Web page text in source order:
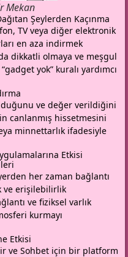
Mekan
Şeylerden Kaçınma
TV veya diğer elektronik
en aza indirmek
dikkatli olmaya ve meşgul
yok” kuralı yardımcı
ve değer verildiğini
canlanmış hissetmesini
minnettarlık ifadesiyle
Etkisi
her zaman bağlantı
ve erişilebilirlik
ve fiziksel varlık
kurmayı
Etkisi
ve Sohbet için bir platform